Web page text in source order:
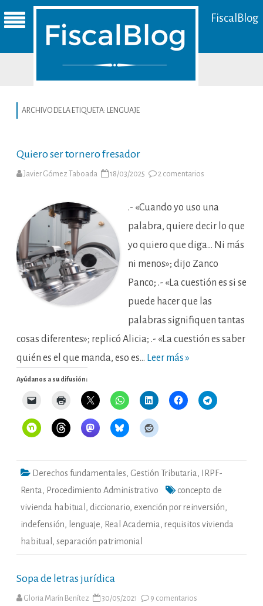
FiscalBlog
ARCHIVO DE LA ETIQUETA: LENGUAJE
Quiero ser tornero fresador
Javier Gómez Taboada 18/03/2025 2 comentarios
fresador
.- «Cuando yo uso una
palabra, quiere decir lo que
yo quiero que diga… Ni más
ni menos»; dijo Zanco
Panco; .- «La cuestión es si se
puede hacer que las
palabras signifiquen tantas
cosas diferentes»; replicó Alicia; .- «La cuestión es saber
quién es el que manda, eso es… Leer más »
Ayúdanos a su difusión:
Derechos fundamentales, Gestión Tributaria ,
IRPF-
Renta , Procedimiento Administrativo
concepto de
vivienda habitual , diccionario, exención por reinversión,
indefensión, lenguaje, Real Academia , requisitos vivienda
habitual , separación patrimonial
Sopa de letras jurídica
Gloria Marín Benítez 30/05/2021 9 comentarios